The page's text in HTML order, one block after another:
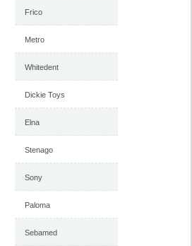
Akcija Emmezeta sve za
Frico
Metro
Whitedent
Dickie Toys
Elna
Stenago
Sony
Paloma
Sebamed